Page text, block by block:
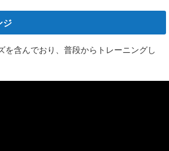
ジ
を含んでおり、普段からトレーニングし